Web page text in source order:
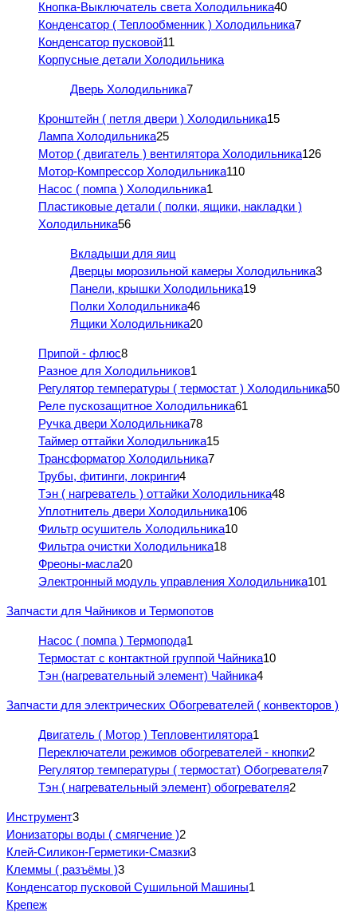
Кнопка-Выключатель света Холодильника40
Конденсатор ( Теплообменник ) Холодильника7
Конденсатор пусковой11
Корпусные детали Холодильника
Дверь Холодильника7
Кронштейн ( петля двери ) Холодильника15
Лампа Холодильника25
Мотор ( двигатель ) вентилятора Холодильника126
Мотор-Компрессор Холодильника110
Насос ( помпа ) Холодильника1
Пластиковые детали ( полки, ящики, накладки )
Холодильника56
Вкладыши для яиц
Дверцы морозильной камеры Холодильника3
Панели, крышки Холодильника19
Полки Холодильника46
Ящики Холодильника20
Припой - флюс8
Разное для Холодильников1
Регулятор температуры ( термостат ) Холодильника50
Реле пускозащитное Холодильника61
Ручка двери Холодильника78
Таймер оттайки Холодильника15
Трансформатор Холодильника7
Трубы, фитинги, локринги4
Тэн ( нагреватель ) оттайки Холодильника48
Уплотнитель двери Холодильника106
Фильтр осушитель Холодильника10
Фильтра очистки Холодильника18
Фреоны-масла20
Электронный модуль управления Холодильника101
Запчасти для Чайников и Термопотов
Насос ( помпа ) Термопода1
Термостат с контактной группой Чайника10
Тэн (нагревательный элемент) Чайника4
Запчасти для электрических Обогревателей ( конвекторов )
Двигатель ( Мотор ) Тепловентилятора1
Переключатели режимов обогревателей - кнопки2
Регулятор температуры ( термостат) Обогревателя7
Тэн ( нагревательный элемент) обогревателя2
Инструмент3
Ионизаторы воды ( смягчение )2
Клей-Силикон-Герметики-Смазки3
Клеммы ( разъёмы )3
Конденсатор пусковой Сушильной Машины1
Крепеж